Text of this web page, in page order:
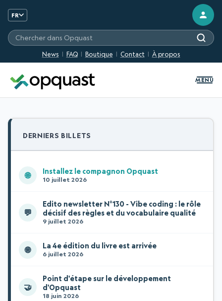
FR
News FAQ Boutique Contact À propos
Chercher sur les sites Opquast
MENU
DERNIERS BILLETS
🌐 Installez le compagnon Opquast
10 juillet 2026
💬
Edito newsletter N°130 - Vibe coding : le rôle
décisif des règles et du vocabulaire qualité
9 juillet 2026
🌐 La 4e édition du livre est arrivée
6 juillet 2026
🤝
Point d'étape sur le développement
d'Opquast
18 juin 2026